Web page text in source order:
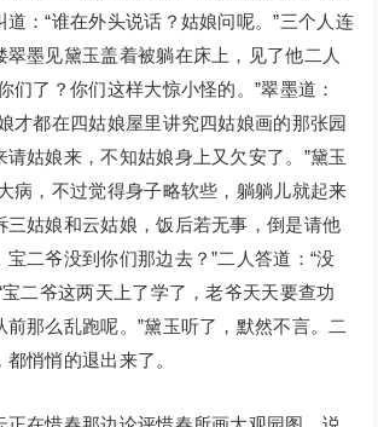
：“谁在外头说话？姑娘问呢。”三个人连
翠墨见黛玉盖着被躺在床上，见了他二人
们了？你们这样大惊小怪的。”翠墨道：
才都在四姑娘屋里讲究四姑娘画的那张园
姑娘来，不知姑娘身上又欠安了。”黛玉
病，不过觉得身子略软些，躺躺儿就起来
三姑娘和云姑娘，饭后若无事，倒是请他
二爷没到你们那边去？”二人答道：“没
宝二爷这两天上了学了，老爷天天要查功
那么乱跑呢。”黛玉听了，默然不言。二
悄悄的退出来了。